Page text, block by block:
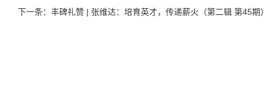
下一条： 丰碑礼赞 | 张维达：培育英才，传递薪火（第二辑 第45期